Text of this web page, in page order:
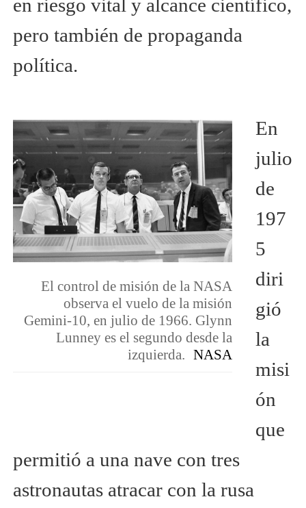
en riesgo vital y alcance científico,
pero también de propaganda
política.
El control de misión de la NASA
observa el vuelo de la misión
Gemini-10, en julio de 1966. Glynn
Lunney es el segundo desde la
izquierda. NASA
En
julio
de
197
5
diri
gió
la
misi
ón
que
permitió a una nave con tres
astronautas atracar con la rusa